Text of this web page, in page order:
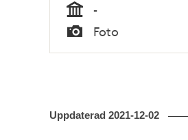
Tid
-
Typ
Foto
Uppdaterad 2021-12-02